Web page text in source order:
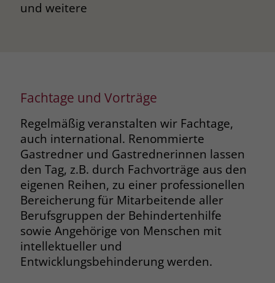
und weitere
Fachtage und Vorträge
Regelmäßig veranstalten wir Fachtage,
auch international. Renommierte
Gastredner und Gastrednerinnen lassen
den Tag, z.B. durch Fachvorträge aus den
eigenen Reihen, zu einer professionellen
Bereicherung für Mitarbeitende aller
Berufsgruppen der Behindertenhilfe
sowie Angehörige von Menschen mit
intellektueller und
Entwicklungsbehinderung werden.